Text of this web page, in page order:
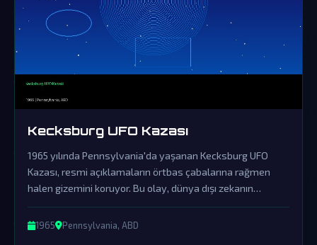
Kecksburg UFO Kazası
1965 yılında Pennsylvania'da yaşanan Kecksburg UFO
Kazası, resmi açıklamaların örtbas çabalarına rağmen
halen gizemini koruyor. Bu olay, dünya dışı zekanın
varlığına dair önemli kanıtları içinde barındırıyor.
1965 Pennsylvania, ABD